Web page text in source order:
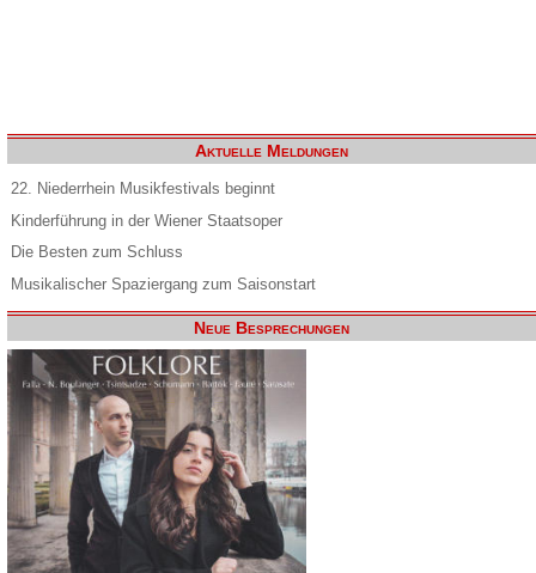
Aktuelle Meldungen
22. Niederrhein Musikfestivals beginnt
Kinderführung in der Wiener Staatsoper
Die Besten zum Schluss
Musikalischer Spaziergang zum Saisonstart
Neue Besprechungen